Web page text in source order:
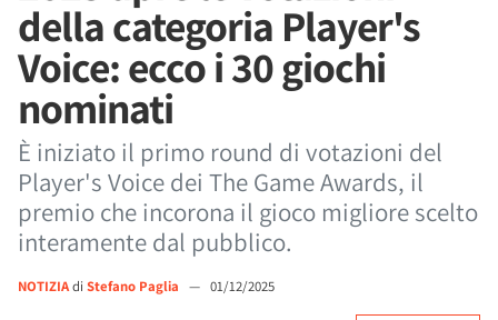
della categoria Player's
Voice: ecco i 30 giochi
nominati
È iniziato il primo round di votazioni del
Player's Voice dei The Game Awards, il
premio che incorona il gioco migliore scelto
interamente dal pubblico.
NOTIZIAdi Stefano Paglia — 01/12/2025